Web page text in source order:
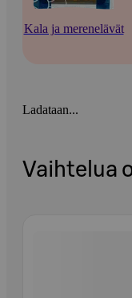
Kala ja merenelävät
Ladataan...
Vaihtelua